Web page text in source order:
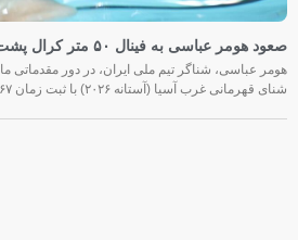
صعود هومر عباسی به فینال ۵۰ متر کرال پشت مسابقات غرب آسیا
شنای قهرمانی غرب آسیا (آستانه ۲۰۲۶) با ثبت زمان ۲۵.۶۷ ثانیه در جایگاه نخست قرار